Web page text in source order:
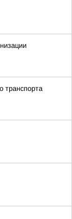
транспорта